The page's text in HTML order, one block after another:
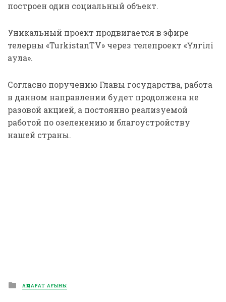
построен один социальный объект.
Уникальный проект продвигается в эфире
телерны «TurkistanTV» через телепроект «Үлгілі
аула».
Согласно поручению Главы государства, работа
в данном направлении будет продолжена не
разовой акцией, а постоянно реализуемой
работой по озеленению и благоустройству
нашей страны.
Posted
in
АҚПАРАТ АҒЫНЫ